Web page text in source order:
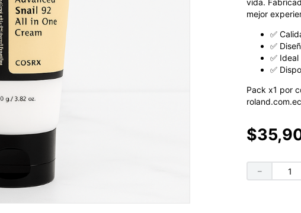
vida.
mejor
✅
✅
✅
✅
Pack x1 por
$35,
－